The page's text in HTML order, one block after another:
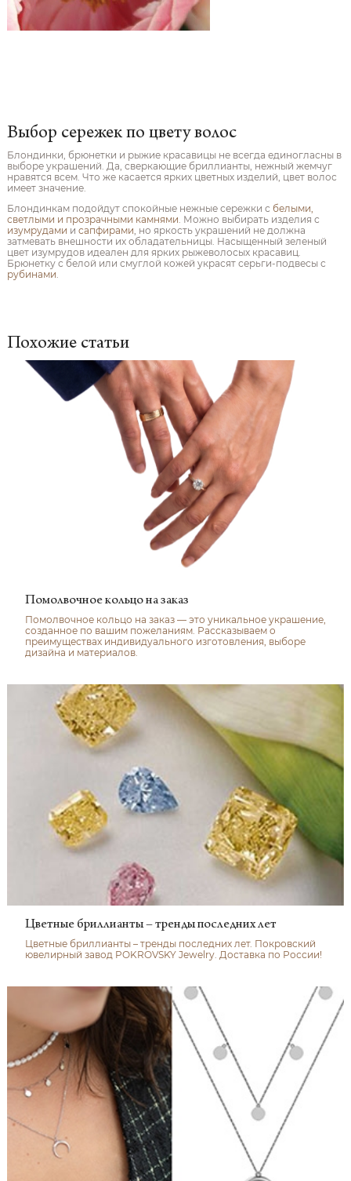
Выбор сережек по цвету волос
Блондинки, брюнетки и рыжие красавицы не всегда единогласны в
выборе украшений. Да, сверкающие бриллианты, нежный жемчуг
нравятся всем. Что же касается ярких цветных изделий, цвет волос
имеет значение.
Блондинкам подойдут спокойные нежные сережки с белыми,
светлыми и прозрачными камнями. Можно выбирать изделия с
изумрудами и сапфирами, но яркость украшений не должна
затмевать внешности их обладательницы. Насыщенный зеленый
цвет изумрудов идеален для ярких рыжеволосых красавиц.
Брюнетку с белой или смуглой кожей украсят серьги-подвесы с
рубинами.
Похожие статьи
Помолвочное кольцо на заказ
Помолвочное кольцо на заказ — это уникальное украшение,
созданное по вашим пожеланиям. Рассказываем о
преимуществах индивидуального изготовления, выборе
дизайна и материалов.
Цветные бриллианты – тренды последних лет
Цветные бриллианты – тренды последних лет. Покровский
ювелирный завод POKROVSKY Jewelry. Доставка по России!